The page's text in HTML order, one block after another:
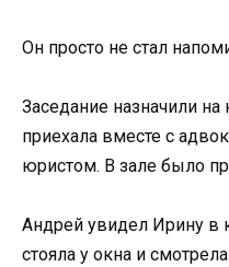
Он просто не стал
Заседание назначили
приехала вместе с
юристом. В зале было
Андрей увидел Ирину в
стояла у окна и